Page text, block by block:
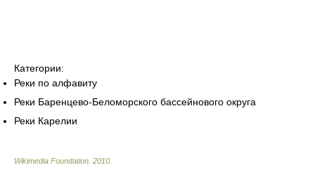
Категории:
Реки по алфавиту
Реки Баренцево-Беломорского бассейнового округа
Реки Карелии
Wikimedia Foundation 2010